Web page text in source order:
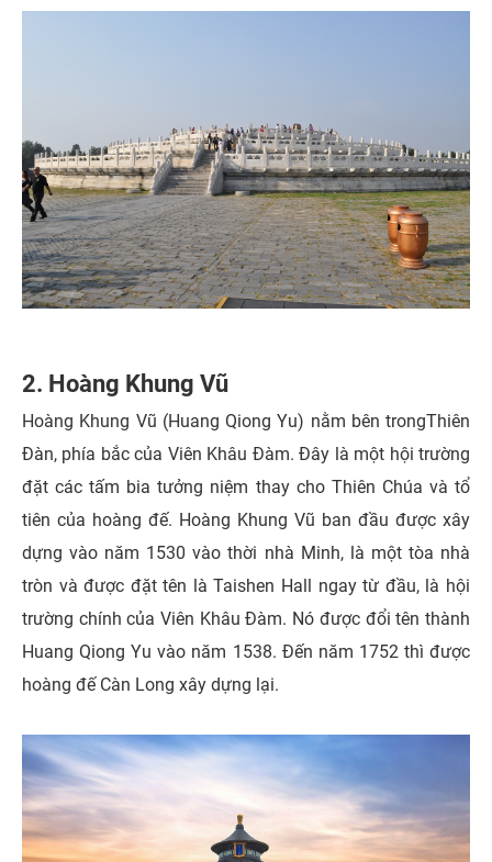
2. Hoàng Khung Vũ
Hoàng Khung Vũ (Huang Qiong Yu) nằm bên trongThiên
Đàn, phía bắc của Viên Khâu Đàm. Đây là một hội trường
đặt các tấm bia tưởng niệm thay cho Thiên Chúa và tổ
tiên của hoàng đế. Hoàng Khung Vũ ban đầu được xây
dựng vào năm 1530 vào thời nhà Minh, là một tòa nhà
tròn và được đặt tên là Taishen Hall ngay từ đầu, là hội
trường chính của Viên Khâu Đàm. Nó được đổi tên thành
Huang Qiong Yu vào năm 1538. Đến năm 1752 thì được
hoàng đế Càn Long xây dựng lại.